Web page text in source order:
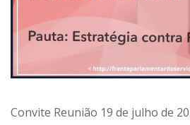
Convite Reunião 19 de julho de